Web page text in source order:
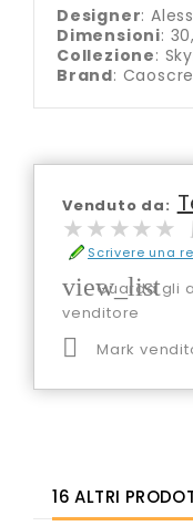
Designer:
Dimensioni:
Collezione:
Brand:
Venduto da:
★★★★★
★★★★★
Scrivere una
view_list
Guarda gli
venditore
 Mark
16 ALTRI